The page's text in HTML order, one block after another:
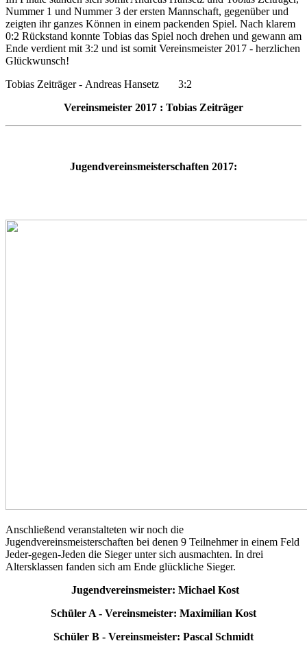
Nummer 1 und Nummer 3 der ersten Mannschaft, gegenüber und
zeigten ihr ganzes Können in einem packenden Spiel. Nach klarem
0:2 Rückstand konnte Tobias das Spiel noch drehen und gewann am
Ende verdient mit 3:2 und ist somit Vereinsmeister 2017 - herzlichen
Glückwunsch!
Tobias Zeiträger - Andreas Hansetz 3:2
Vereinsmeister 2017 : Tobias Zeiträger
Jugendvereinsmeisterschaften 2017:
Anschließend veranstalteten wir noch die
Jugendvereinsmeisterschaften bei denen 9 Teilnehmer in einem Feld
Jeder-gegen-Jeden die Sieger unter sich ausmachten. In drei
Altersklassen fanden sich am Ende glückliche Sieger.
Jugendvereinsmeister: Michael Kost
Schüler A - Vereinsmeister: Maximilian Kost
Schüler B - Vereinsmeister: Pascal Schmidt